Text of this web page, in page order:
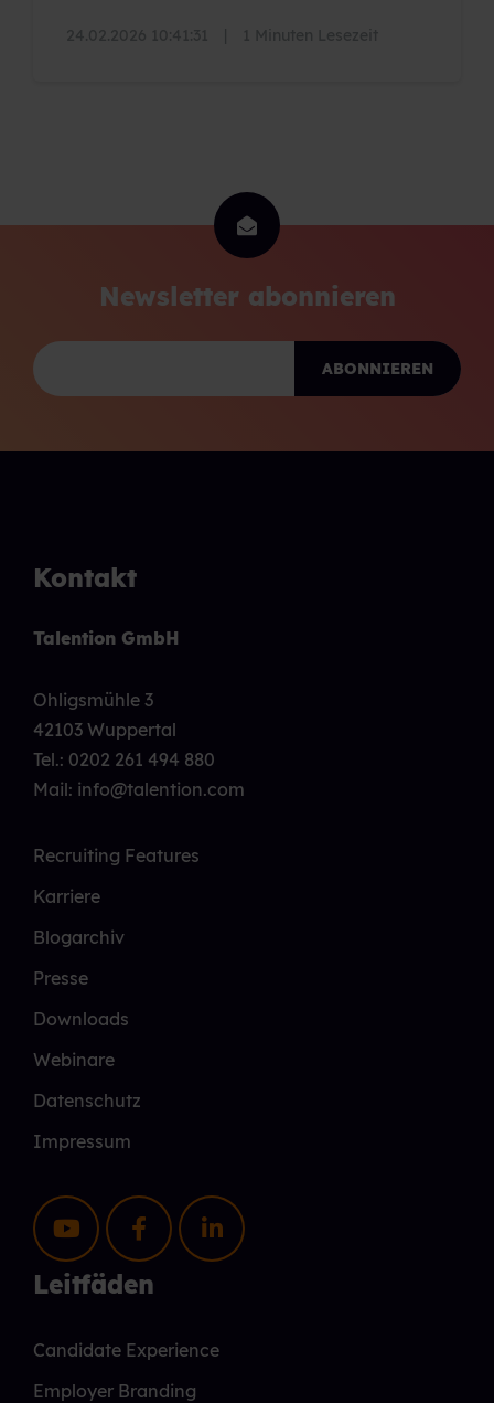
Newsletter abonnieren
Kontakt
Talention GmbH
Ohligsmühle 3
42103 Wuppertal
Tel.: 0202 261 494 880
Mail: info@talention.com
Recruiting Features
Karriere
Blogarchiv
Presse
Downloads
Webinare
Datenschutz
Impressum
Leitfäden
Candidate Experience
Employer Branding